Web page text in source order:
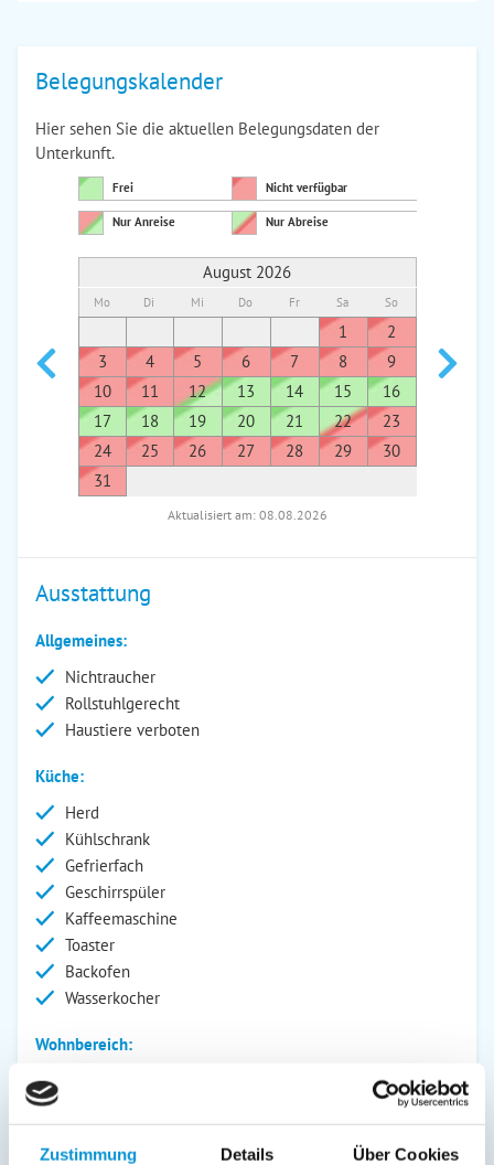
Zustimmung Details Über Cookies
Belegungskalender
Hier sehen Sie die aktuellen Belegungsdaten der
Unterkunft.
Frei Nicht verfügbar
Nur Anreise Nur Abreise
August 2026
Mo Di Mi Do Fr Sa So
1
2
3
4 5 6 7 8
9
10
11 12 13 14 15
16
17
18 19 20 21 22
23
24
25 26 27 28 29
30
31
7
Aktualisiert am: 08.08.2026
Ausstattung
Allgemeines:
Nichtraucher
Rollstuhlgerecht
Haustiere verboten
Küche:
Herd
Kühlschrank
Gefrierfach
Geschirrspüler
Kaffeemaschine
Toaster
Backofen
Wasserkocher
Wohnbereich: